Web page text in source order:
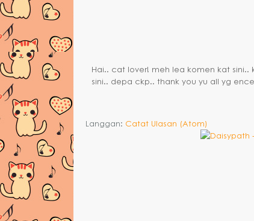
Hai.. cat lover! meh lea komen kat
sini.. depa ckp.. thank you yu all yg
Langgan: Catat Ulasan (Atom)